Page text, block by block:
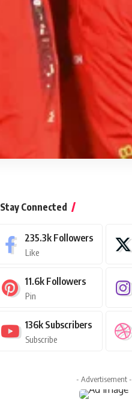
Stay Connected
235.3k Followers
Like
11.6k Followers
Pin
136k Subscribers
Subscribe
- Advertisement -